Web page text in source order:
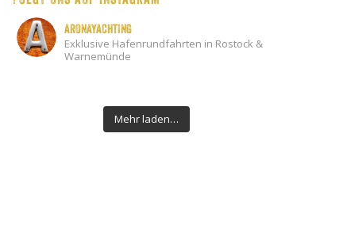
aronayachting
Exklusive Hafenrundfahrten in Rostock &
Warnemünde
Mehr laden…